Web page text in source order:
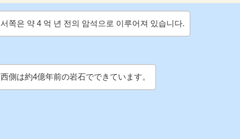
서쪽은 약 4 억 년 전의 암석으로 이루어져 있습니다.
西側は約4億年前の岩石でできています。